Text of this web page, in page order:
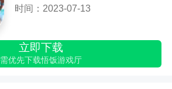
时间：2023-07-13
立即下载
需优先下载悟饭游戏厅